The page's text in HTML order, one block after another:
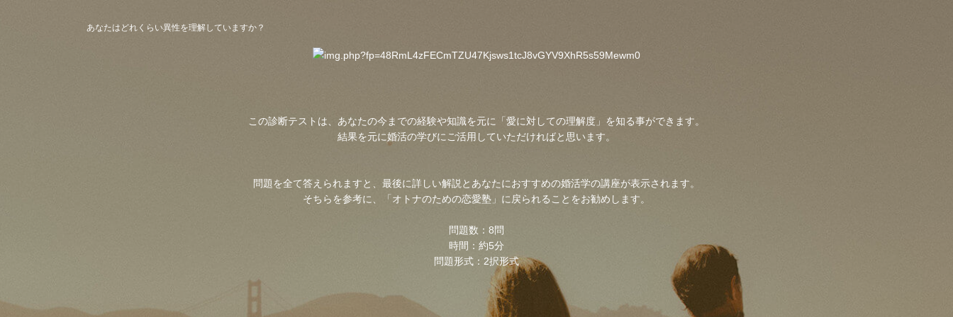
あなたはどれくらい異性を理解していますか？
この診断テストは、あなたの今までの経験や知識を元に「愛に対しての理解度」を知る事ができます。
結果を元に婚活の学びにご活用していただければと思います。
問題を全て答えられますと、最後に詳しい解説とあなたにおすすめの婚活学の講座が表示されます。
そちらを参考に、「オトナのための恋愛塾」に戻られることをお勧めします。
問題数：8問
時間：約5分
問題形式：2択形式